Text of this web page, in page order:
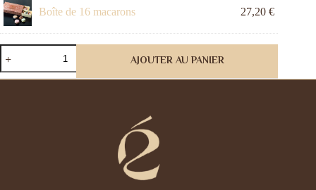
Boîte de 16 macarons 27,20€
quantité
de
Macaron